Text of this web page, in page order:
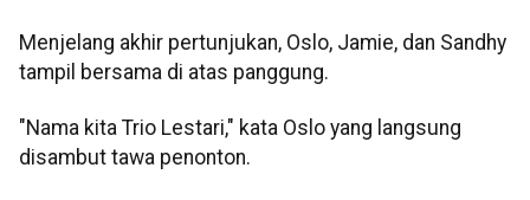
Menjelang akhir pertunjukan, Oslo, Jamie, dan Sandhy
tampil bersama di atas panggung.
"Nama kita Trio Lestari," kata Oslo yang langsung
disambut tawa penonton.